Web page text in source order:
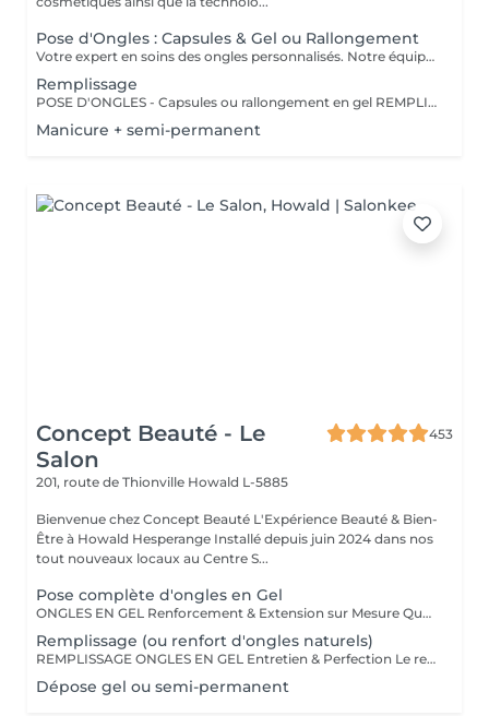
Pose d'Ongles : Capsules & Gel ou Rallongement
Votre expert en soins des ongles personnalisés. Notre équipe de prothésistes ongulaires diplômées vous offre une gamme complète de services pour des ongles magnifiques et durables. Expertise et Professionnalisme : Prothésistes qualifiées et expérimentées : o Isabel o Francesca o Fatima o Deborah o Patricia o Mirza Des produits de haute qualité, aux couleurs variées pour des résultats éclatants et durables. Garantie de beauté et santé de vos ongles. Services adaptés à vos goûts et votre personnalité Capsules pour allonger rapidement vos ongles. Rallongement en Gel : Pour un résultat naturel et durable. Remplissage toute les 3 a 4 semaines pour comble la repousse et préserve l'intégrité de la pose initiale. Manucure Soins et esthétisme pour des ongles en pleine santé et élégants. Nos Techniques Manucure Combinée : Soins complets et embellissement. Vernis Semi-Permanent : Couleur durable sans pose de gel. Chablon ou Capsules : Pose traditionnelle ou look naturel.
Remplissage
POSE D'ONGLES - Capsules ou rallongement en gel REMPLISSAGE MANUCURE Nos prothésistes ongulaire diplômée vous accueille dans notre espace d'esthétique des soins des ongles personnalisés. Nos maîtrisons des méthodes qui sauront vous permettre de garder de beaux ongles durablement avec le stylise en fonction de vos goûts et de votre personnalité : manucure combinée, pose de vernis semi-permanent, remplissage, pose complète au chablon ou capsules. Nos produits à la pointe des tendances, de haute qualité, des couleurs dotées d'une pigmentation multiples.
Manicure + semi-permanent
Concept Beauté - Le
Salon
453
201, route de Thionville Howald L-5885
Bienvenue chez Concept Beauté L'Expérience Beauté & Bien-
Être à Howald Hesperange Installé depuis juin 2024 dans nos
tout nouveaux locaux au Centre S...
Pose complète d'ongles en Gel
ONGLES EN GEL Renforcement & Extension sur Mesure Que vous souhaitiez allonger, renforcer ou corriger vos ongles, la technique du gel ProNails permet d'obtenir des ongles impeccables, résistants et naturels. Pourquoi choisir les ongles en gel ? Adapté aux ongles fragiles ou cassants Permet d'obtenir une longueur et une forme personnalisées Finition naturelle ou sophistiquée selon vos envies Remplissage conseillé toutes les 3 à 4 semaines Possibilité de French manucure, effet babyboomer ou nail art selon vos envies !
Remplissage (ou renfort d'ongles naturels)
REMPLISSAGE ONGLES EN GEL Entretien & Perfection Le remplissage des ongles en gel est une étape essentielle pour préserver la beauté et la tenue de votre pose. Avec la repousse naturelle de l'ongle, un entretien régulier permet de redonner à vos ongles un aspect parfait, sans avoir à refaire une pose complète. Pourquoi faire un remplissage ? Redonne un aspect uniforme et impeccable Préserve la solidité et la durabilité de votre pose en gel Évite les décollements et renforce la structure de l'ongle Possibilité de changer la couleur ou d'ajouter une nouvelle décoration Fréquence conseillée : toutes les 3 à 4 semaines pour un résultat toujours soigné et harmonieux. Profitez-en pour opter pour une nouvelle teinte, un effet babyboomer ou un nail art unique !
Dépose gel ou semi-permanent